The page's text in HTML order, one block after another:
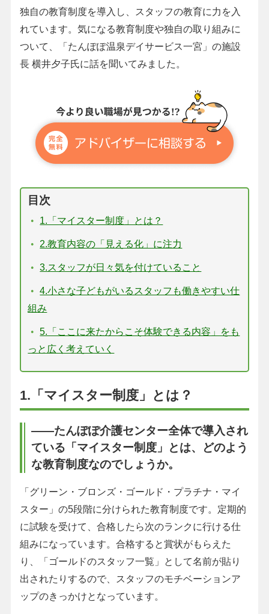
独自の教育制度を導入し、スタッフの教育に力を入
れています。気になる教育制度や独自の取り組みに
ついて、「たんぽぽ温泉デイサービス一宮」の施設
長 横井夕子氏に話を聞いてみました。
目次
1.「マイスター制度」とは？
2.教育内容の「見える化」に注力
3.スタッフが日々気を付けていること
4.小さな子どもがいるスタッフも働きやすい仕
組み
5.「ここに来たからこそ体験できる内容」をも
っと広く考えていく
1.「マイスター制度」とは？
――たんぽぽ介護センター全体で導入され
ている「マイスター制度」とは、どのよう
な教育制度なのでしょうか。
「グリーン・ブロンズ・ゴールド・プラチナ・マイ
スター」の5段階に分けられた教育制度です。定期的
に試験を受けて、合格したら次のランクに行ける仕
組みになっています。合格すると賞状がもらえた
り、「ゴールドのスタッフ一覧」として名前が貼り
出されたりするので、スタッフのモチベーションア
ップのきっかけとなっています。